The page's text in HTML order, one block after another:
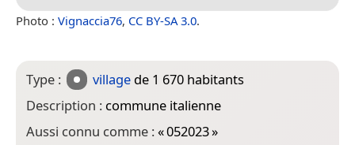
Photo : Vignaccia76, CC BY-SA 3.0.
Type : village de 1 670 habitants
Description : commune italienne
Aussi connu comme :«052023»